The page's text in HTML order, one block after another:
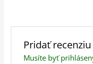
Pridať recenziu
Musíte byť